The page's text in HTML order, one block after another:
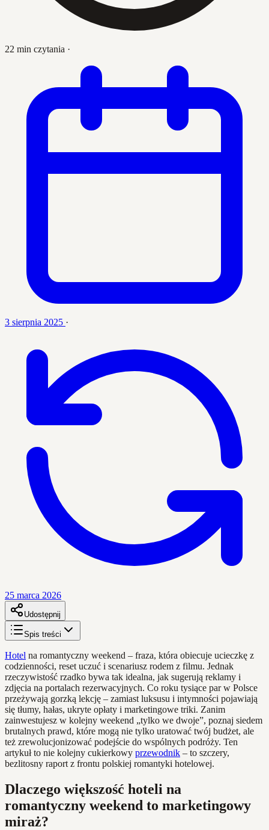
22 min czytania ·
3 sierpnia 2025 ·
25 marca 2026
Udostępnij
Spis treści
Hotel na romantyczny weekend – fraza, która obiecuje ucieczkę z
codzienności, reset uczuć i scenariusz rodem z filmu. Jednak
rzeczywistość rzadko bywa tak idealna, jak sugerują reklamy i
zdjęcia na portalach rezerwacyjnych. Co roku tysiące par w Polsce
przeżywają gorzką lekcję – zamiast luksusu i intymności pojawiają
się tłumy, hałas, ukryte opłaty i marketingowe triki. Zanim
zainwestujesz w kolejny weekend „tylko we dwoje”, poznaj siedem
brutalnych prawd, które mogą nie tylko uratować twój budżet, ale
też zrewolucjonizować podejście do wspólnych podróży. Ten
artykuł to nie kolejny cukierkowy przewodnik – to szczery,
bezlitosny raport z frontu polskiej romantyki hotelowej.
Dlaczego większość hoteli na
romantyczny weekend to marketingowy
miraż?